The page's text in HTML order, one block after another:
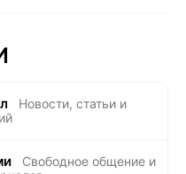
Новости, статьи и
Свободное общение и